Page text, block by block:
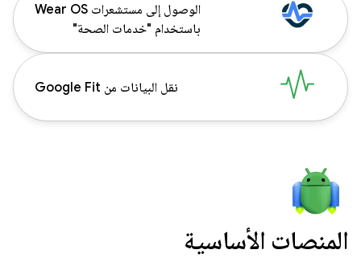
الوصول إلى مستشعرات Wear OS
باستخدام "خدمات الصحة"
نقل البيانات من Google Fit
المنصات الأساسية